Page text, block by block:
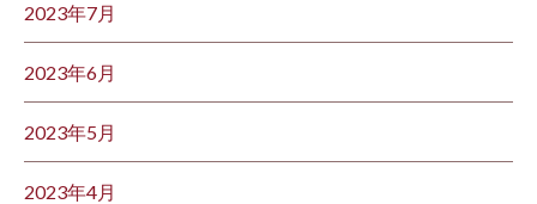
2023年7月
2023年6月
2023年5月
2023年4月